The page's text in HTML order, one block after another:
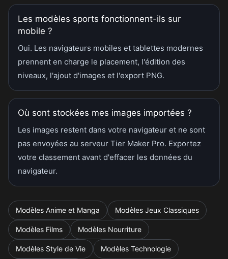
Les modèles sports fonctionnent-ils sur
mobile ?
Oui. Les navigateurs mobiles et tablettes modernes
prennent en charge le placement, l'édition des
niveaux, l'ajout d'images et l'export PNG.
Où sont stockées mes images importées ?
Les images restent dans votre navigateur et ne sont
pas envoyées au serveur Tier Maker Pro. Exportez
votre classement avant d'effacer les données du
navigateur.
Modèles Anime et Manga Modèles Jeux Classiques
Modèles Films Modèles Nourriture
Modèles Style de Vie Modèles Technologie